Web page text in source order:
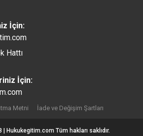
İçin:
Hattı
İçin:
Metni İade ve Değişim Şartları
Hukukegitim.com Tüm hakları saklıdır.